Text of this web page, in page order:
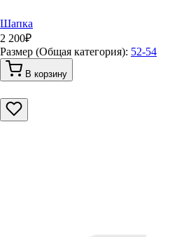
Шапка
2 200₽
Размер (Общая категория): 52-54
В корзину